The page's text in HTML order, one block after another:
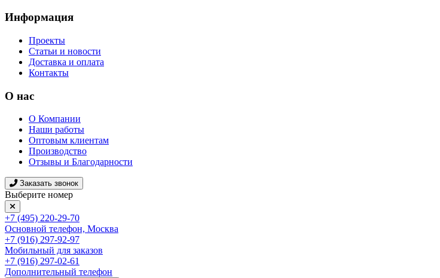
Информация
Проекты
Статьи и новости
Доставка и оплата
Контакты
О нас
О Компании
Наши работы
Оптовым клиентам
Производство
Отзывы и Благодарности
Заказать звонок
Выберите номер
+7 (495) 220-29-70
Основной телефон, Москва
+7 (916) 297-92-97
Мобильный для заказов
+7 (916) 297-02-61
Дополнительный телефон